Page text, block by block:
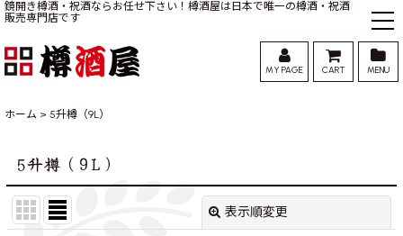
鏡開き樽酒・祝酒ならお任せ下さい！樽酒屋は日本で唯一の樽酒・祝酒
販売専門店です
MY PAGE CART MENU
ホーム > 5升樽（9L）
5升樽（9L）
表示順変更